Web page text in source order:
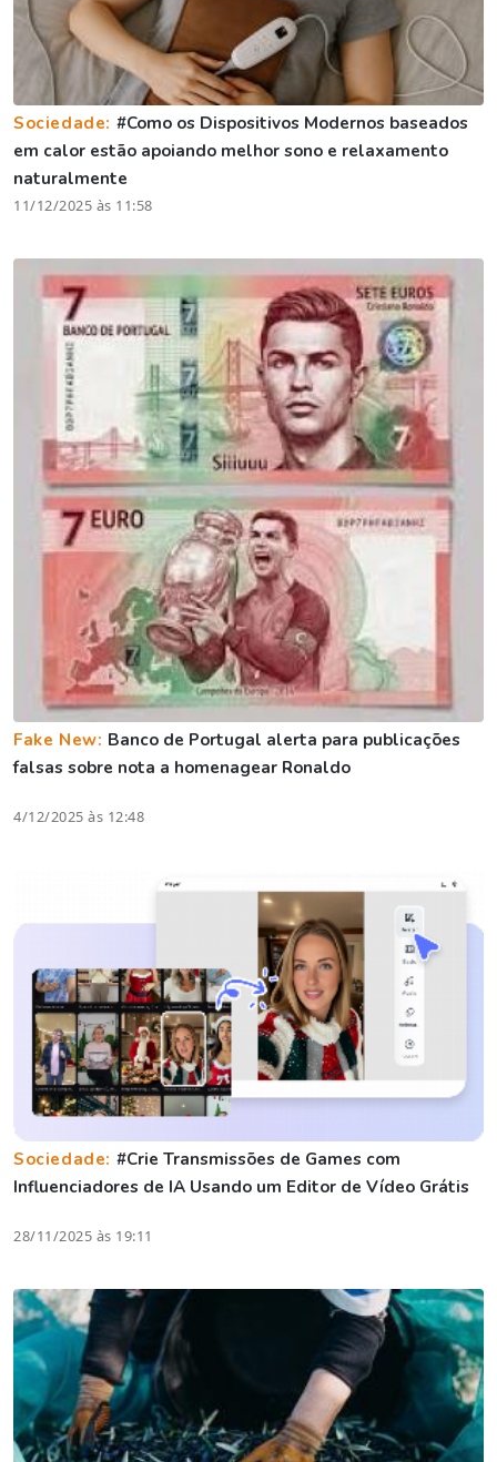
Sociedade: #Como os Dispositivos Modernos baseados
em calor estão apoiando melhor sono e relaxamento
naturalmente
11/12/2025 às 11:58
Fake New: Banco de Portugal alerta para publicações
falsas sobre nota a homenagear Ronaldo
4/12/2025 às 12:48
Sociedade: #Crie Transmissões de Games com
Influenciadores de IA Usando um Editor de Vídeo Grátis
28/11/2025 às 19:11